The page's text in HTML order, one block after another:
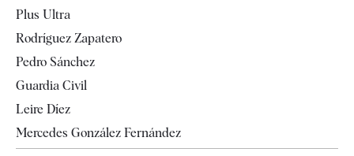
Televisión
Plus Ultra
Rodríguez Zapatero
Pedro Sánchez
Guardia Civil
Leire Díez
Mercedes González Fernández